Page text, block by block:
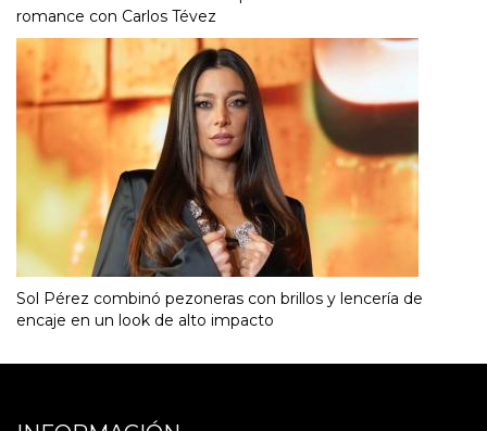
romance con Carlos Tévez
Sol Pérez combinó pezoneras con brillos y lencería de
encaje en un look de alto impacto